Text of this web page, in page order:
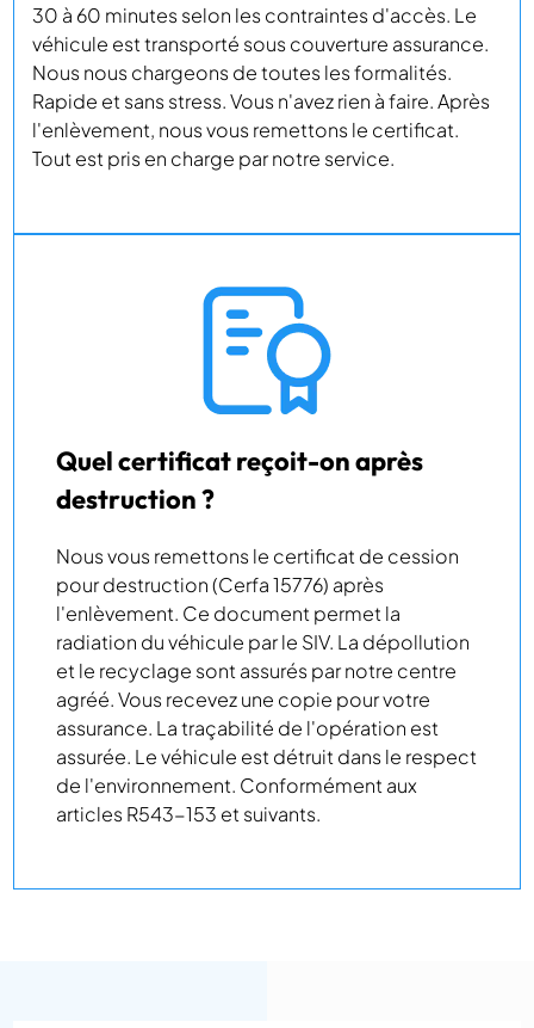
30 à 60 minutes selon les contraintes d'accès. Le
véhicule est transporté sous couverture assurance.
Nous nous chargeons de toutes les formalités.
Rapide et sans stress. Vous n'avez rien à faire. Après
l'enlèvement, nous vous remettons le certificat.
Tout est pris en charge par notre service.
Quel certificat reçoit-on après
destruction ?
Nous vous remettons le certificat de cession
pour destruction (Cerfa 15776) après
l'enlèvement. Ce document permet la
radiation du véhicule par le SIV. La dépollution
et le recyclage sont assurés par notre centre
agréé. Vous recevez une copie pour votre
assurance. La traçabilité de l'opération est
assurée. Le véhicule est détruit dans le respect
de l'environnement. Conformément aux
articles R543-153 et suivants.